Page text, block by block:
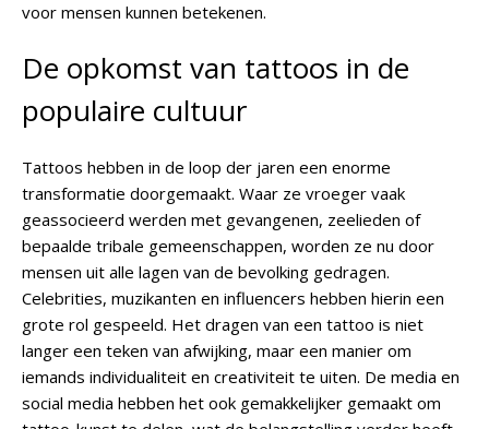
voor mensen kunnen betekenen.
De opkomst van tattoos in de
populaire cultuur
Tattoos hebben in de loop der jaren een enorme
transformatie doorgemaakt. Waar ze vroeger vaak
geassocieerd werden met gevangenen, zeelieden of
bepaalde tribale gemeenschappen, worden ze nu door
mensen uit alle lagen van de bevolking gedragen.
Celebrities, muzikanten en influencers hebben hierin een
grote rol gespeeld. Het dragen van een tattoo is niet
langer een teken van afwijking, maar een manier om
iemands individualiteit en creativiteit te uiten. De media en
social media hebben het ook gemakkelijker gemaakt om